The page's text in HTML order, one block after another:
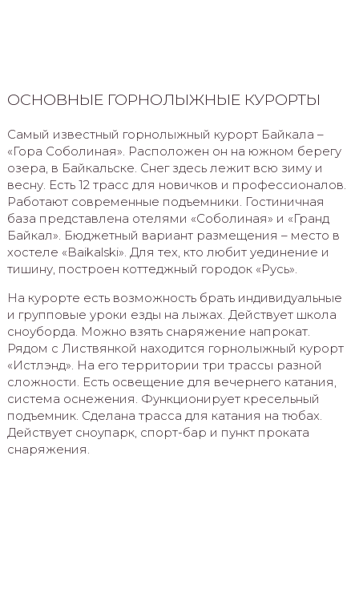
ОСНОВНЫЕ ГОРНОЛЫЖНЫЕ КУРОРТЫ
Самый известный горнолыжный курорт Байкала –
«Гора Соболиная». Расположен он на южном берегу
озера, в Байкальске. Снег здесь лежит всю зиму и
весну. Есть 12 трасс для новичков и профессионалов.
Работают современные подъемники. Гостиничная
база представлена отелями «Соболиная» и «Гранд
Байкал». Бюджетный вариант размещения – место в
хостеле «Baikalski». Для тех, кто любит уединение и
тишину, построен коттеджный городок «Русь».
На курорте есть возможность брать индивидуальные
и групповые уроки езды на лыжах. Действует школа
сноуборда. Можно взять снаряжение напрокат.
Рядом с Листвянкой находится горнолыжный курорт
«Истлэнд». На его территории три трассы разной
сложности. Есть освещение для вечернего катания,
система оснежения. Функционирует кресельный
подъемник. Сделана трасса для катания на тюбах.
Действует сноупарк, спорт-бар и пункт проката
снаряжения.